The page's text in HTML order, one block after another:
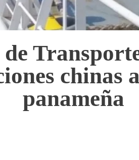
chinas
panameña